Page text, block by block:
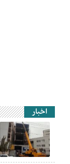
اخبار